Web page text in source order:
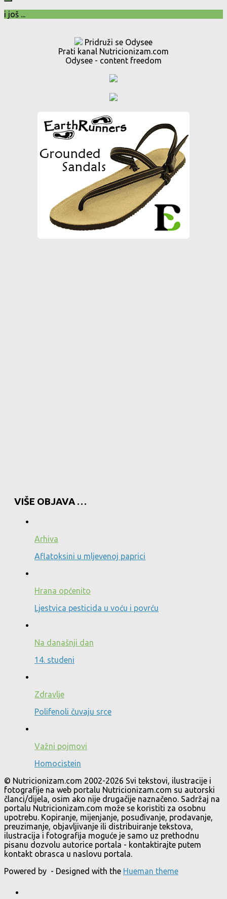
i još ...
Pridruži se Odysee
Prati kanal Nutricionizam.com
Odysee - content freedom
VIŠE OBJAVA …
Arhiva
Aflatoksini u mljevenoj paprici
Hrana općenito
Ljestvica pesticida u voću i povrću
Na današnji dan
14. studeni
Zdravlje
Polifenoli čuvaju srce
Važni pojmovi
Homocistein
© Nutricionizam.com 2002-2026 Svi tekstovi, ilustracije i
fotografije na web portalu Nutricionizam.com su autorski
članci/dijela, osim ako nije drugačije naznačeno. Sadržaj na
portalu Nutricionizam.com može se koristiti za osobnu
upotrebu. Kopiranje, mijenjanje, posuđivanje, prodavanje,
preuzimanje, objavljivanje ili distribuiranje tekstova,
ilustracija i fotografija moguće je samo uz prethodnu
pisanu dozvolu autorice portala - kontaktirajte putem
kontakt obrasca u naslovu portala.
Powered by - Designed with the Hueman theme